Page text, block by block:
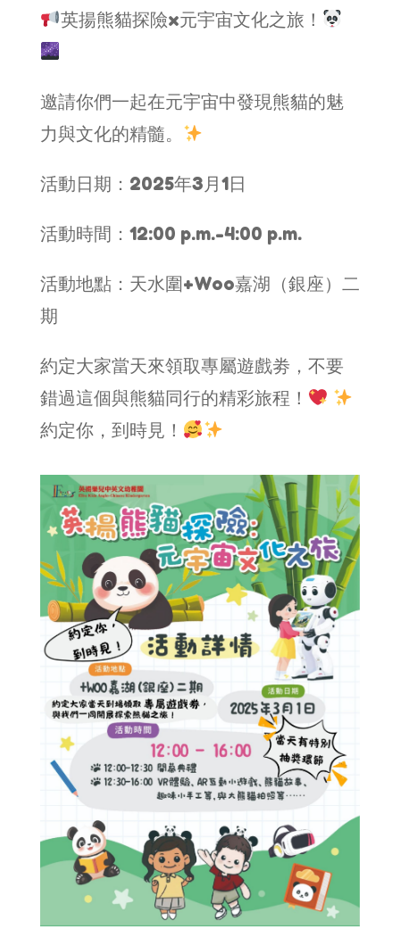
英揚熊貓探險x元宇宙文化之旅！
邀請你們一起在元宇宙中發現熊貓的魅
力與文化的精髓。
活動日期：2025年3月1日
活動時間：12:00 p.m.-4:00 p.m.
活動地點：天水圍+Woo嘉湖（銀座）二
期
約定大家當天來領取專屬遊戲劵，不要
錯過這個與熊貓同行的精彩旅程！
約定你，到時見！